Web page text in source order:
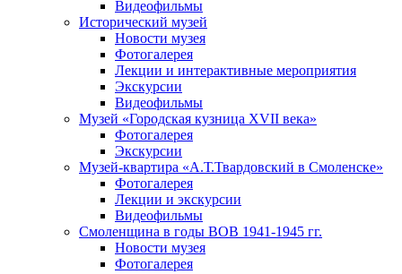
Видеофильмы
Исторический музей
Новости музея
Фотогалерея
Лекции и интерактивные мероприятия
Экскурсии
Видеофильмы
Музей «Городская кузница XVII века»
Фотогалерея
Экскурсии
Музей-квартира «А.Т.Твардовский в Смоленске»
Фотогалерея
Лекции и экскурсии
Видеофильмы
Смоленщина в годы ВОВ 1941-1945 гг.
Новости музея
Фотогалерея